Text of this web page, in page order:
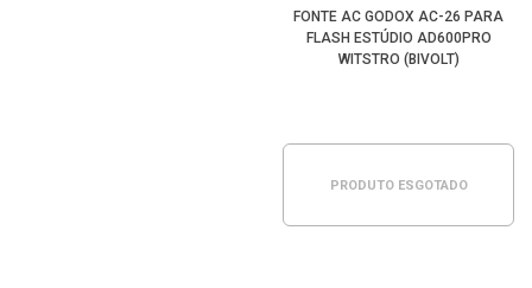
FONTE AC GODOX AC-26 PARA
FLASH ESTÚDIO AD600PRO
WITSTRO (BIVOLT)
PRODUTO ESGOTADO